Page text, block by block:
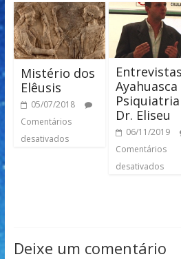
Mistério dos
Elêusis
05/07/2018
Comentários
desativados
Ayahuasca
Dr. Eliseu
06/11/2019
Comentários
desativados
Deixe um comentário